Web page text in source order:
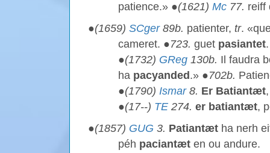
patience.» ●(1621) Mc 77. reiff
●(1659) SCger89b. patienter, tr.
cameret. ●723. guet pasiantet
●(1732) GReg 130b. Il faudra
ha pacyanded .» ●702b.
●(1790) Ismar8. Er Batiantæt
●(17--) TE 274. er batiantæt,
●(1857) GUG 3. Patiantæt ha nerh
péh paciantæt en ou andure.